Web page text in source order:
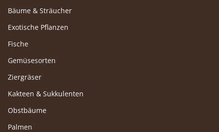
Bäume & Sträucher
Exotische Pflanzen
Fische
Gemüsesorten
Ziergräser
Kakteen & Sukkulenten
Obstbäume
Palmen